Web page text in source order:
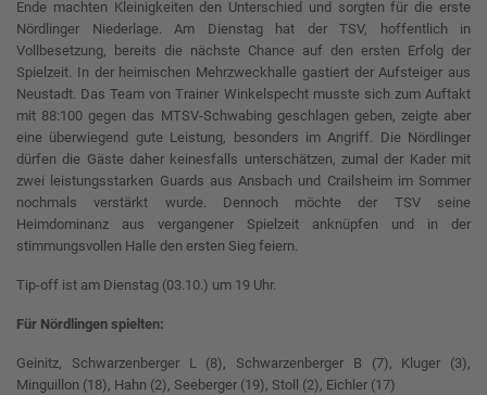
Ende machten Kleinigkeiten den Unterschied und sorgten für die erste
Nördlinger Niederlage. Am Dienstag hat der TSV, hoffentlich in
Vollbesetzung, bereits die nächste Chance auf den ersten Erfolg der
Spielzeit. In der heimischen Mehrzweckhalle gastiert der Aufsteiger aus
Neustadt. Das Team von Trainer Winkelspecht musste sich zum Auftakt
mit 88:100 gegen das MTSV-Schwabing geschlagen geben, zeigte aber
eine überwiegend gute Leistung, besonders im Angriff. Die Nördlinger
dürfen die Gäste daher keinesfalls unterschätzen, zumal der Kader mit
zwei leistungsstarken Guards aus Ansbach und Crailsheim im Sommer
nochmals verstärkt wurde. Dennoch möchte der TSV seine
Heimdominanz aus vergangener Spielzeit anknüpfen und in der
stimmungsvollen Halle den ersten Sieg feiern.
Tip-off ist am Dienstag (03.10.) um 19 Uhr.
Für Nördlingen spielten:
Geinitz, Schwarzenberger L (8), Schwarzenberger B (7), Kluger (3),
Minguillon (18), Hahn (2), Seeberger (19), Stoll (2), Eichler (17)